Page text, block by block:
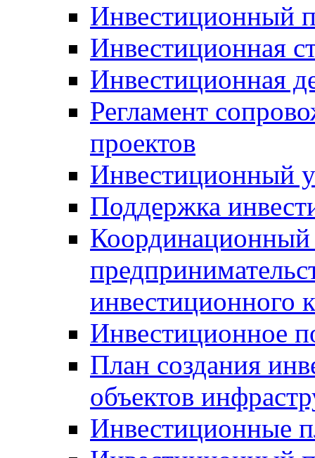
Инвестиционный
Инвестиционная
Инвестиционная
Регламент
проектов
Инвестиционный
Поддержка
Координационный
инвестиционного
Инвестиционное
План создания
объектов
Инвестиционные